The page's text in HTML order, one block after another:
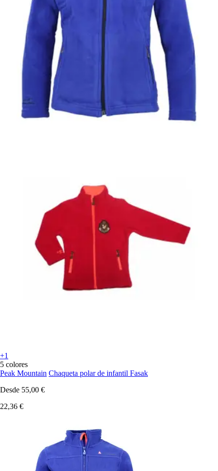
+1
5 colores
Peak Mountain Chaqueta polar de infantil Fasak
Desde 55,00 €
22,36 €